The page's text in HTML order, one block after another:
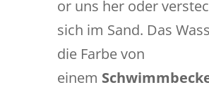
or uns her oder
sich im Sand. Das
die Farbe von
einem